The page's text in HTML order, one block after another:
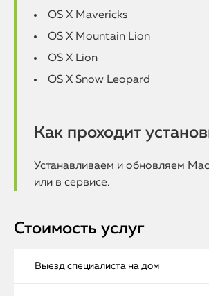
OS X Mavericks
OS X Mountain Lion
OS X Lion
OS X Snow Leopard
Как проходит
Устанавливаем и обновляем
или в сервисе.
Стоимость услуг
Выезд специалиста на дом